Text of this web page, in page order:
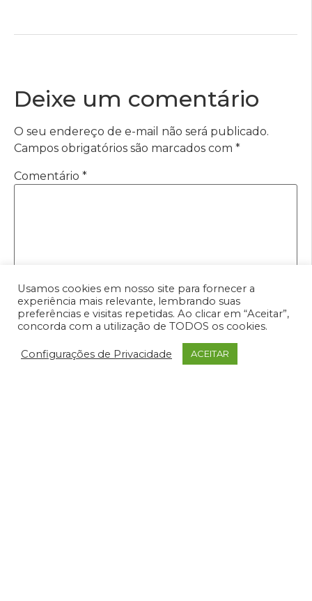
Deixe um comentário
O seu endereço de e-mail não será publicado.
Campos obrigatórios são marcados com *
Comentário *
Nome*
Usamos cookies em nosso site para fornecer a
experiência mais relevante, lembrando suas
preferências e visitas repetidas. Ao clicar em “Aceitar”,
concorda com a utilização de TODOS os cookies.
Configurações de Privacidade ACEITAR